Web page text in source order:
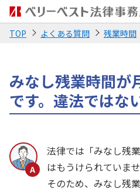
TOP よくある質問 残業時間
みなし残業時間が
です。違法ではな
法律では「みなし残
はもうけられていませ
そのため、みなし残